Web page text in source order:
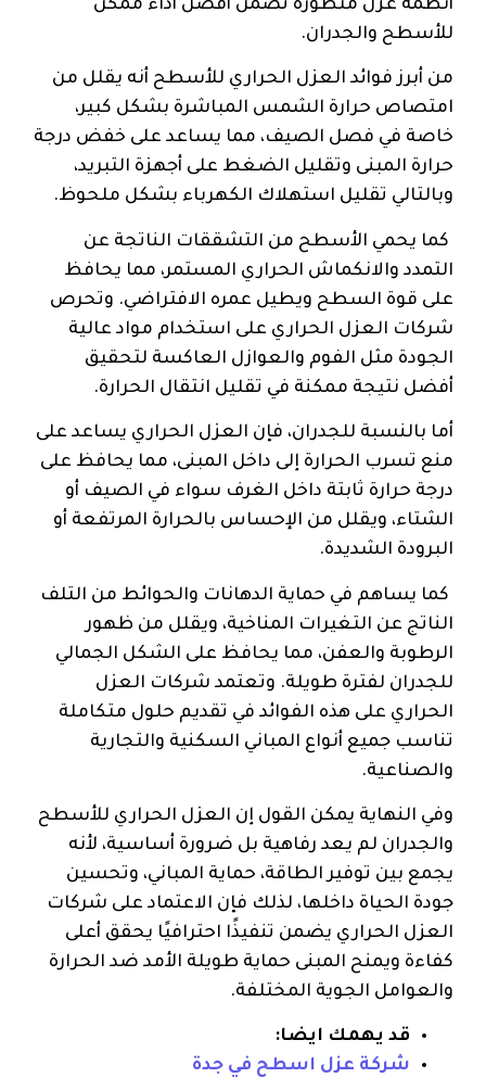
أنظمة عزل متطورة تضمن أفضل أداء ممكن
للأسطح والجدران.
من أبرز فوائد العزل الحراري للأسطح أنه يقلل من
امتصاص حرارة الشمس المباشرة بشكل كبير،
خاصة في فصل الصيف، مما يساعد على خفض درجة
حرارة المبنى وتقليل الضغط على أجهزة التبريد،
وبالتالي تقليل استهلاك الكهرباء بشكل ملحوظ.
كما يحمي الأسطح من التشققات الناتجة عن
التمدد والانكماش الحراري المستمر، مما يحافظ
على قوة السطح ويطيل عمره الافتراضي. وتحرص
شركات العزل الحراري على استخدام مواد عالية
الجودة مثل الفوم والعوازل العاكسة لتحقيق
أفضل نتيجة ممكنة في تقليل انتقال الحرارة.
أما بالنسبة للجدران، فإن العزل الحراري يساعد على
منع تسرب الحرارة إلى داخل المبنى، مما يحافظ على
درجة حرارة ثابتة داخل الغرف سواء في الصيف أو
الشتاء، ويقلل من الإحساس بالحرارة المرتفعة أو
البرودة الشديدة.
كما يساهم في حماية الدهانات والحوائط من التلف
الناتج عن التغيرات المناخية، ويقلل من ظهور
الرطوبة والعفن، مما يحافظ على الشكل الجمالي
للجدران لفترة طويلة. وتعتمد شركات العزل
الحراري على هذه الفوائد في تقديم حلول متكاملة
تناسب جميع أنواع المباني السكنية والتجارية
والصناعية.
وفي النهاية يمكن القول إن العزل الحراري للأسطح
والجدران لم يعد رفاهية بل ضرورة أساسية، لأنه
يجمع بين توفير الطاقة، حماية المباني، وتحسين
جودة الحياة داخلها، لذلك فإن الاعتماد على شركات
العزل الحراري يضمن تنفيذًا احترافيًا يحقق أعلى
كفاءة ويمنح المبنى حماية طويلة الأمد ضد الحرارة
والعوامل الجوية المختلفة.
قد يهمك ايضا:
شركة عزل اسطح في جدة